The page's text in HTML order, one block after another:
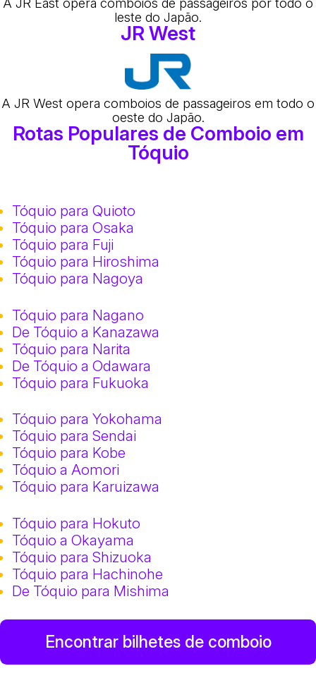
leste do Japão.
JR West
A JR West opera comboios de passageiros em todo o
oeste do Japão.
Rotas Populares de Comboio em
Tóquio
Tóquio para Quioto
Tóquio para Osaka
Tóquio para Fuji
Tóquio para Hiroshima
Tóquio para Nagoya
Tóquio para Nagano
De Tóquio a Kanazawa
Tóquio para Narita
De Tóquio a Odawara
Tóquio para Fukuoka
Tóquio para Yokohama
Tóquio para Sendai
Tóquio para Kobe
Tóquio a Aomori
Tóquio para Karuizawa
Tóquio para Hokuto
Tóquio a Okayama
Tóquio para Shizuoka
Tóquio para Hachinohe
De Tóquio para Mishima
Encontrar bilhetes de comboio